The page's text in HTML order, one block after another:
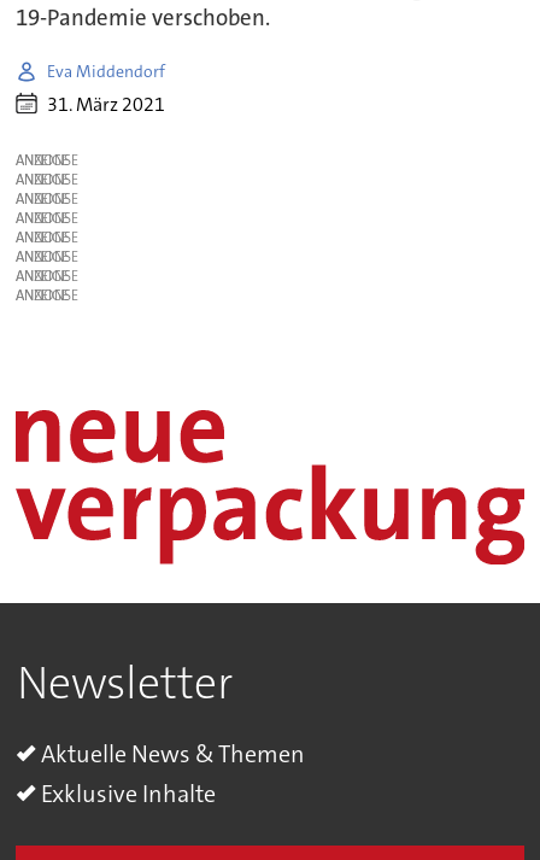
19-Pandemie verschoben.
Eva Middendorf
31. März 2021
ANZEIGE
ANZEIGE
ANZEIGE
ANZEIGE
ANZEIGE
ANZEIGE
ANZEIGE
ANZEIGE
Newsletter
Aktuelle News & Themen
Exklusive Inhalte